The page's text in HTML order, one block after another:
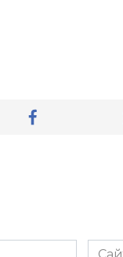
Сайт